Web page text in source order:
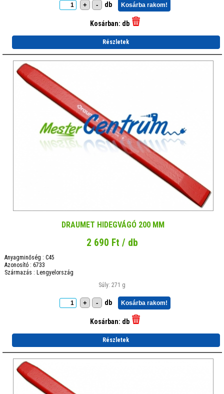
+ - db Kosárba rakom!
Kosárban: db
Részletek
DRAUMET HIDEGVÁGÓ 200 MM
2 690 Ft / db
Anyagminőség : C45
Azonosító : 6733
Származás : Lengyelország
Súly: 271 g
+ - db Kosárba rakom!
Kosárban: db
Részletek